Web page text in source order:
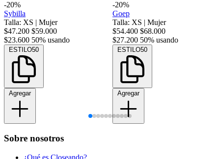
-20%
Sybilla
Talla: XS | Mujer
$47.200 $59.000
$23.600 50% usando
ESTILO50
Agregar
-20%
Goep
Talla: XS | Mujer
$54.400 $68.000
$27.200 50% usando
ESTILO50
Agregar
Sobre nosotros
¿Qué es Closeando?